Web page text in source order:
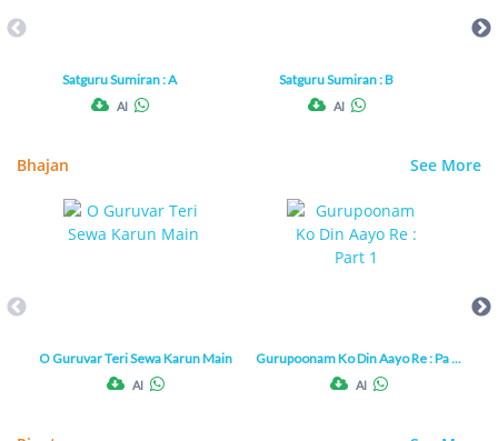
Satguru Sumiran : A
AI
Satguru Sumiran : B
AI
Bhajan See More
O Guruvar Teri Sewa Karun Main
AI
Gurupoonam Ko Din Aayo Re : Pa ...
AI